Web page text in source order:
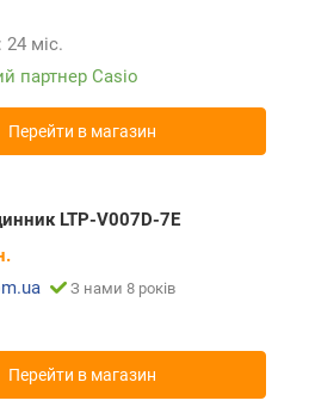
24 міс.
партнер Casio
Перейти в магазин
LTP-V007D-7E
З нами 8 років
Перейти в магазин